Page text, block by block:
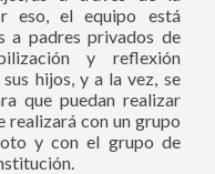
eso, el equipo está
a padres privados de
y reflexión
hijos, y a la vez, se
que puedan realizar
realizará con un grupo
y con el grupo de